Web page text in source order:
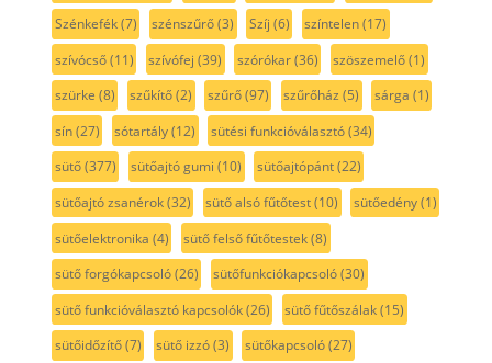
Szénkefék(7) szénszűrő(3) Szíj (6) színtelen(17)
szívócső(11) szívófej (39) szórókar(36) szöszemelő(1)
szürke (8) szűkítő(2) szűrő(97) szűrőház (5) sárga (1)
sín(27) sótartály(12) sütési funkcióválasztó(34)
sütő(377) sütőajtó gumi (10) sütőajtópánt(22)
sütőajtó zsanérok(32) sütő alsó fűtőtest(10) sütőedény(1)
sütőelektronika (4) sütő felső fűtőtestek(8)
sütő forgókapcsoló(26) sütőfunkciókapcsoló(30)
sütő funkcióválasztó kapcsolók(26) sütő fűtőszálak(15)
sütőidőzítő(7) sütő izzó(3) sütőkapcsoló(27)